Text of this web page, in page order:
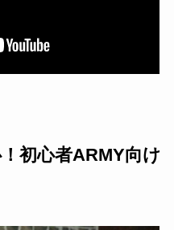
初心者ARMY向け